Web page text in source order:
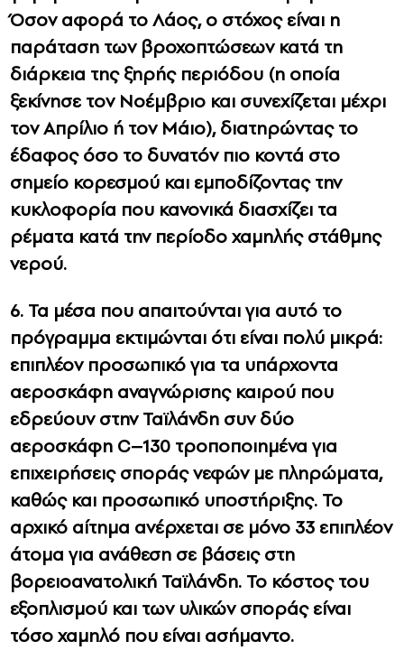
Όσον αφορά το Λάος, ο στόχος είναι η
παράταση των βροχοπτώσεων κατά τη
διάρκεια της ξηρής περιόδου (η οποία
ξεκίνησε τον Νοέμβριο και συνεχίζεται μέχρι
τον Απρίλιο ή τον Μάιο), διατηρώντας το
έδαφος όσο το δυνατόν πιο κοντά στο
σημείο κορεσμού και εμποδίζοντας την
κυκλοφορία που κανονικά διασχίζει τα
ρέματα κατά την περίοδο χαμηλής στάθμης
νερού.
6. Τα μέσα που απαιτούνται για αυτό το
πρόγραμμα εκτιμώνται ότι είναι πολύ μικρά:
επιπλέον προσωπικό για τα υπάρχοντα
αεροσκάφη αναγνώρισης καιρού που
εδρεύουν στην Ταϊλάνδη συν δύο
αεροσκάφη C–130 τροποποιημένα για
επιχειρήσεις σποράς νεφών με πληρώματα,
καθώς και προσωπικό υποστήριξης. Το
αρχικό αίτημα ανέρχεται σε μόνο 33 επιπλέον
άτομα για ανάθεση σε βάσεις στη
βορειοανατολική Ταϊλάνδη. Το κόστος του
εξοπλισμού και των υλικών σποράς είναι
τόσο χαμηλό που είναι ασήμαντο.